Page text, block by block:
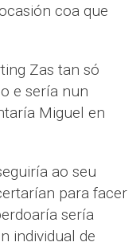
coa que
Zas tan só
e sería nun
Miguel en
ao seu
para facer
sería
individual de